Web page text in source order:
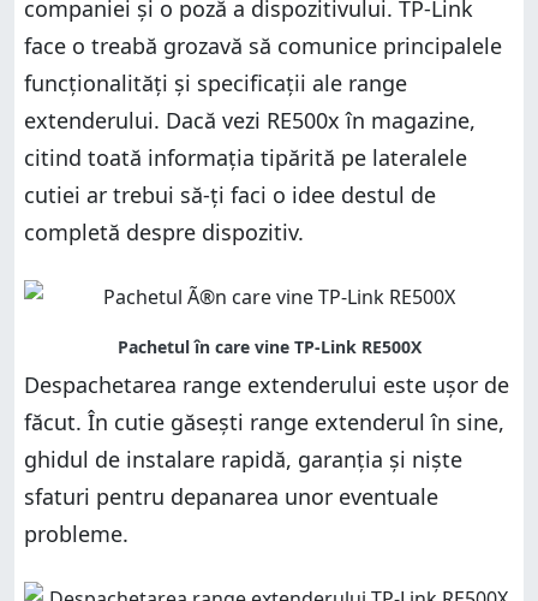
companiei și o poză a dispozitivului. TP-Link
face o treabă grozavă să comunice principalele
funcționalități și specificații ale range
extenderului. Dacă vezi RE500x în magazine,
citind toată informația tipărită pe lateralele
cutiei ar trebui să-ți faci o idee destul de
completă despre dispozitiv.
Despachetarea range extenderului este ușor de
făcut. În cutie găsești range extenderul în sine,
ghidul de instalare rapidă, garanția și niște
sfaturi pentru depanarea unor eventuale
probleme.